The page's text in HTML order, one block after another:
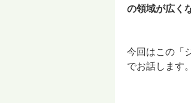
の領域が広く
今回はこの「
でお話します。